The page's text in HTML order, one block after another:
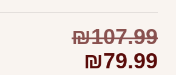
₪107.99
₪79.99